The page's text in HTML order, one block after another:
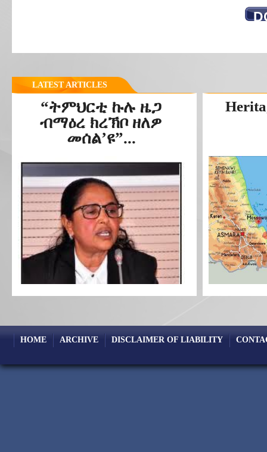
LATEST ARTICLES
“ትምህርቲ ኩሉ ዜጋ
ብማዕረ ክረኽቦ ዘለዎ
መሰል’ዩ”...
HOME ARCHIVE DISCLAIMER OF LIABILITY